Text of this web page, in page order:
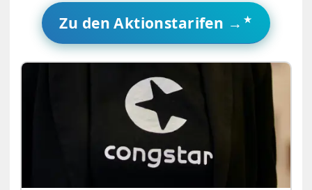
Zu den Aktionstarifen →